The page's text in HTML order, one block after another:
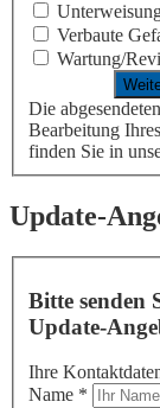
Verbaute
Wartung/
Die
Bearbeitung
finden Sie in
Update-
Bitte senden
Update-
Ihre
Name *